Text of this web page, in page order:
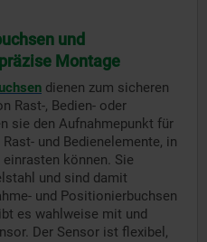
und
Montage
dienen zum sicheren
Rast-, Bedien- oder
sie den Aufnahmepunkt für
und Bedienelemente, in
können. Sie
und sind damit
und Positionierbuchsen
es wahlweise mit und
Der Sensor ist flexibel,